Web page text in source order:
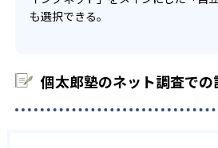
め個太郎塾では、生徒と担当講師の
た場合、教室責任者へ申し出ること
個太郎塾は2023年4月時点で200以上
している。東京都では70以上、千葉
高校の合格実績
市立稲毛高校 4 市
も選択できる。
個太郎塾のネット調査での